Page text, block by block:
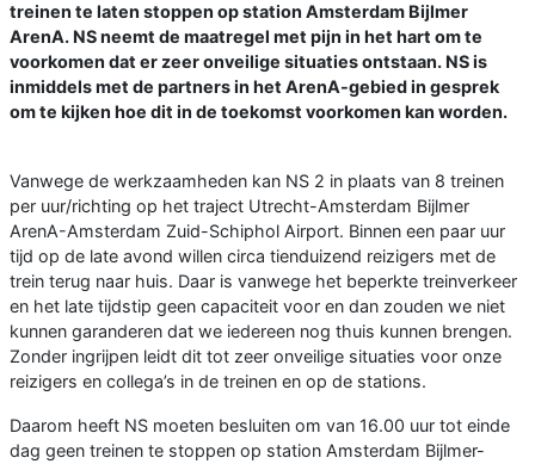
treinen te laten stoppen op station Amsterdam Bijlmer
ArenA. NS neemt de maatregel met pijn in het hart om te
voorkomen dat er zeer onveilige situaties ontstaan. NS is
inmiddels met de partners in het ArenA-gebied in gesprek
om te kijken hoe dit in de toekomst voorkomen kan worden.
Vanwege de werkzaamheden kan NS 2 in plaats van 8 treinen
per uur/richting op het traject Utrecht-Amsterdam Bijlmer
ArenA-Amsterdam Zuid-Schiphol Airport. Binnen een paar uur
tijd op de late avond willen circa tienduizend reizigers met de
trein terug naar huis. Daar is vanwege het beperkte treinverkeer
en het late tijdstip geen capaciteit voor en dan zouden we niet
kunnen garanderen dat we iedereen nog thuis kunnen brengen.
Zonder ingrijpen leidt dit tot zeer onveilige situaties voor onze
reizigers en collega’s in de treinen en op de stations.
Daarom heeft NS moeten besluiten om van 16.00 uur tot einde
dag geen treinen te stoppen op station Amsterdam Bijlmer-